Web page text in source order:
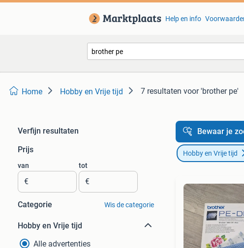
Help en info
Home Hobby en Vrije tijd 7 resultaten voor 'brother pe'
Verfijn resultaten
Prijs
van
€
tot
€
Categorie Wis de categorie
Hobby en Vrije tijd
Alle advertenties
Bewaar je
Hobby en Vrije tijd